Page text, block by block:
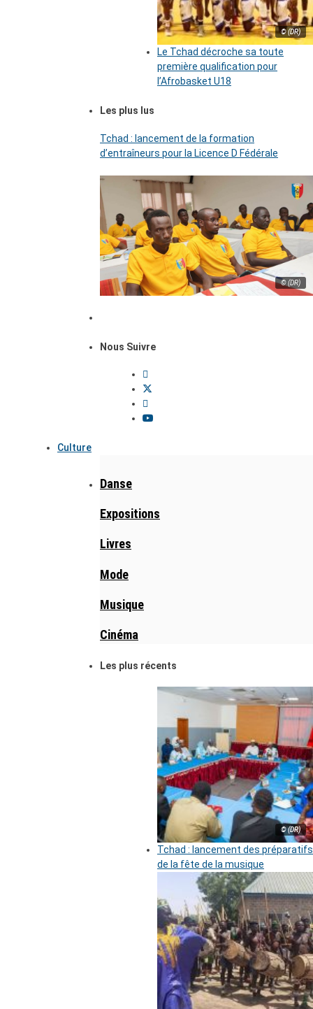
© (DR)
Le Tchad décroche sa toute
première qualification pour
l’Afrobasket U18
Les plus lus
Tchad : lancement de la formation
d’entraîneurs pour la Licence D Fédérale
© (DR)
Nous Suivre
Culture
Danse
Expositions
Livres
Mode
Musique
Cinéma
Les plus récents
© (DR)
Tchad : lancement des préparatifs
de la fête de la musique